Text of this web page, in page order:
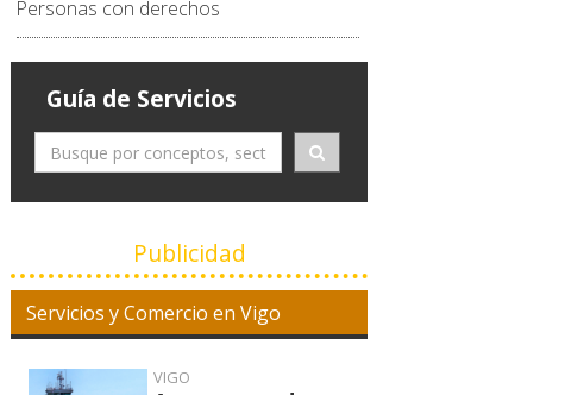
Personas con derechos
Guía de Servicios
Publicidad
Servicios y Comercio en Vigo
VIGO